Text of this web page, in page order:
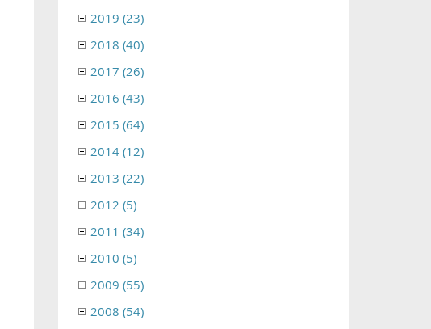
2019 (23)
2018 (40)
2017 (26)
2016 (43)
2015 (64)
2014 (12)
2013 (22)
2012 (5)
2011 (34)
2010 (5)
2009 (55)
2008 (54)